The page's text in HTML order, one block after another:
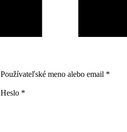
Používateľské meno alebo email *
Heslo *